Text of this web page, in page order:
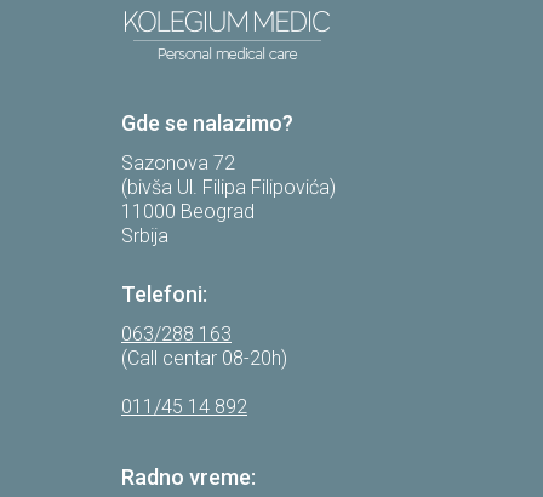
Gde se nalazimo?
Sazonova 72
(bivša Ul. Filipa Filipovića)
11000 Beograd
Srbija
Telefoni:
063/288 163
(Call centar 08-20h)
011/45 14 892
Radno vreme: